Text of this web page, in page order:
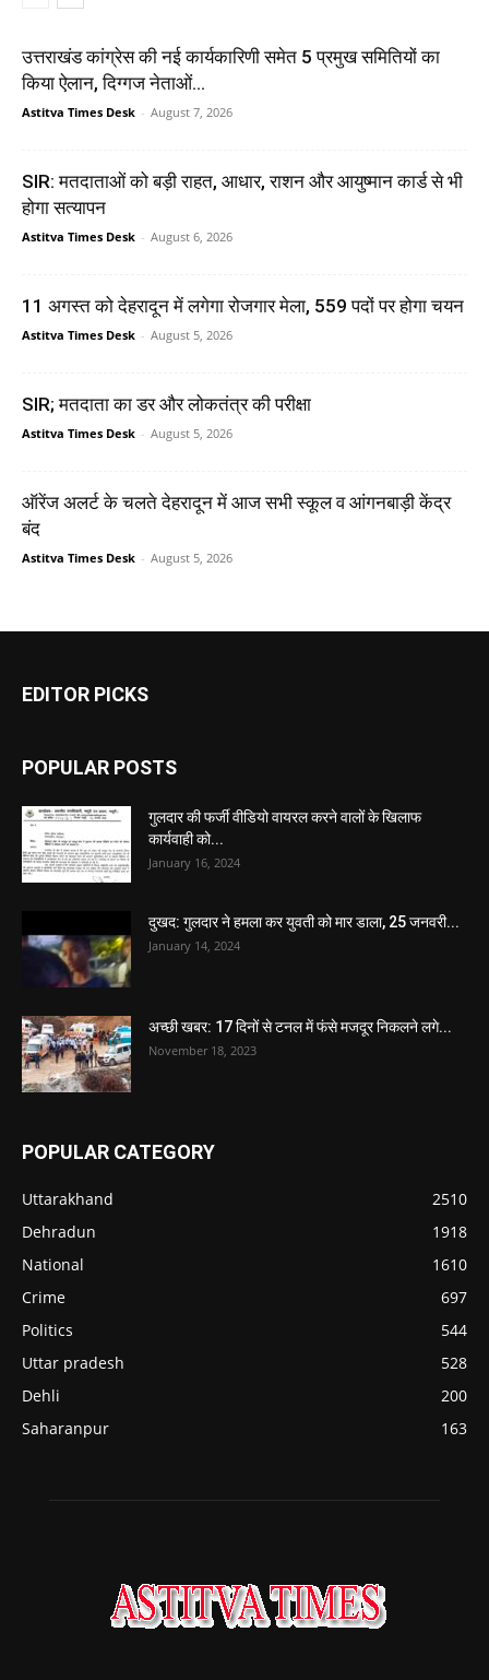
उत्तराखंड कांग्रेस की नई कार्यकारिणी समेत 5 प्रमुख समितियों का
किया ऐलान, दिग्गज नेताओं...
Astitva Times Desk - August 7, 2026
SIR: मतदाताओं को बड़ी राहत, आधार, राशन और आयुष्मान कार्ड से भी
होगा सत्यापन
Astitva Times Desk - August 6, 2026
11 अगस्त को देहरादून में लगेगा रोजगार मेला, 559 पदों पर होगा चयन
Astitva Times Desk - August 5, 2026
SIR; मतदाता का डर और लोकतंत्र की परीक्षा
Astitva Times Desk - August 5, 2026
ऑरेंज अलर्ट के चलते देहरादून में आज सभी स्कूल व आंगनबाड़ी केंद्र
बंद
Astitva Times Desk - August 5, 2026
EDITOR PICKS
POPULAR POSTS
गुलदार की फर्जी वीडियो वायरल करने वालों के खिलाफ
कार्यवाही को...
January 16, 2024
दुखद: गुलदार ने हमला कर युवती को मार डाला, 25 जनवरी...
January 14, 2024
अच्छी खबर: 17 दिनों से टनल में फंसे मजदूर निकलने लगे...
November 18, 2023
POPULAR CATEGORY
Uttarakhand
2510
Dehradun
1918
National
1610
Crime
697
Politics
544
Uttar pradesh
528
Dehli
200
Saharanpur
163